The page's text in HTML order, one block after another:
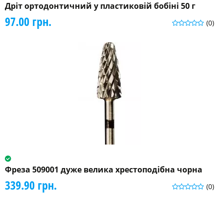
Дріт ортодонтичний у пластиковій бобіні 50 г
(0)
97.00 грн.
Фреза 509001 дуже велика хрестоподібна чорна
(0)
339.90 грн.